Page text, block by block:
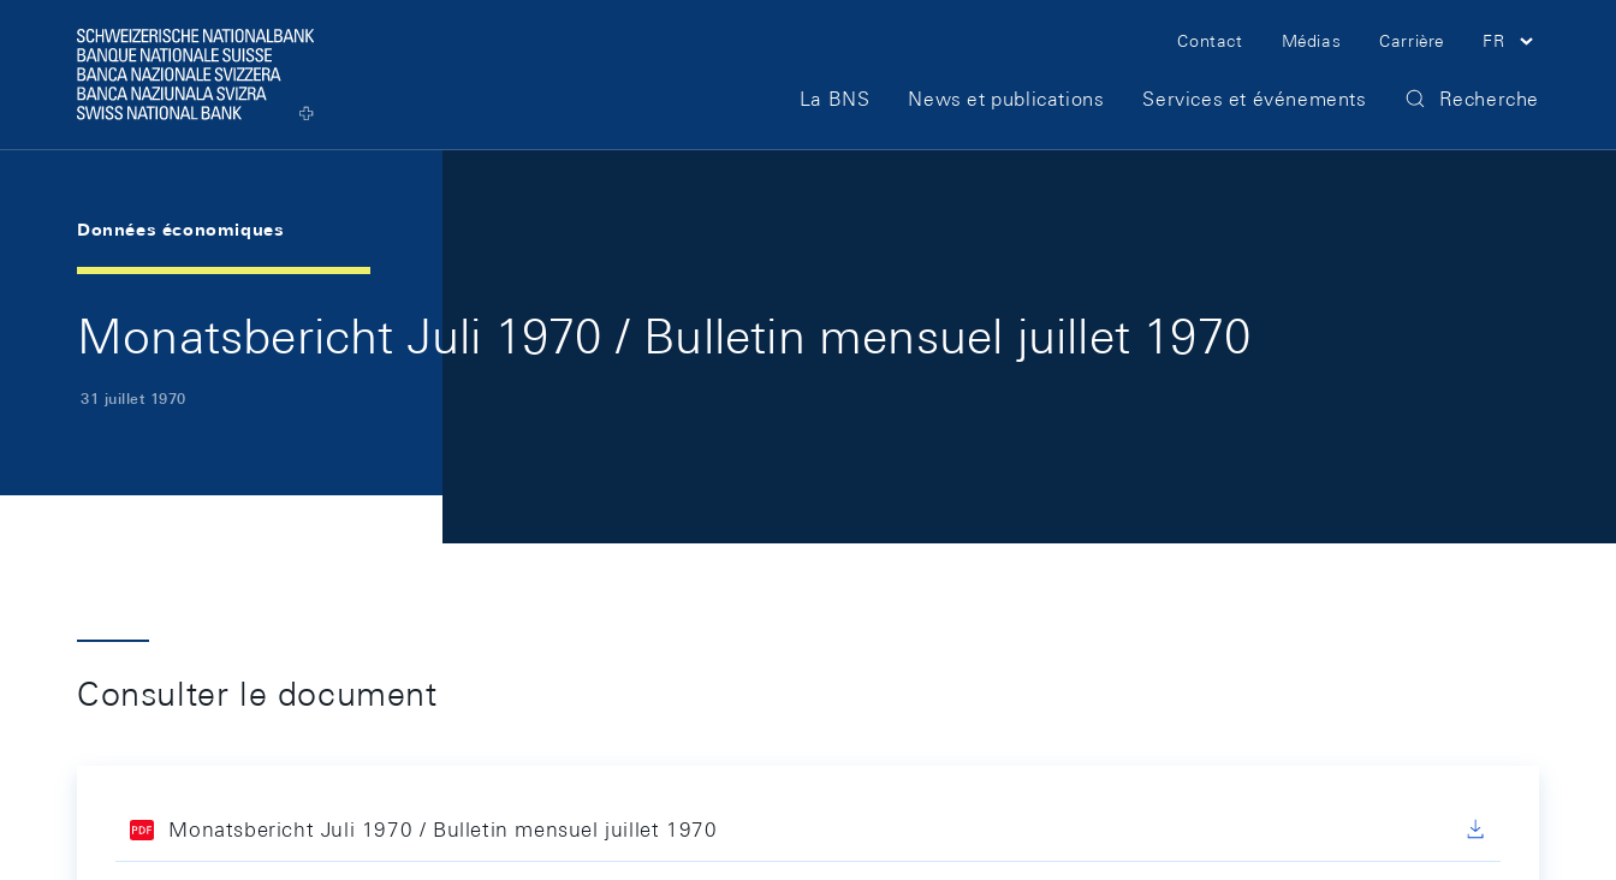
Logo
Meta Navigation
Contact Médias Carrière FR
Main Navigation
La BNS News et publications Services et événements Recherche
Données économiques
Monatsbericht Juli 1970 / Bulletin mensuel juillet 1970
31 juillet 1970
Consulter le document
Monatsbericht Juli 1970 / Bulletin mensuel juillet 1970